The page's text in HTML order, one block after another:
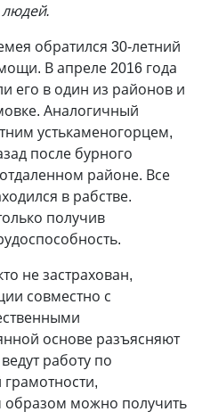
людей.
обратился 30-летний
В апреле 2016 года
его в один из районов и
Аналогичный
устькаменогорцем,
после бурного
районе. Все
в рабстве.
получив
не застрахован,
совместно с
основе разъясняют
работу по
образом можно получить